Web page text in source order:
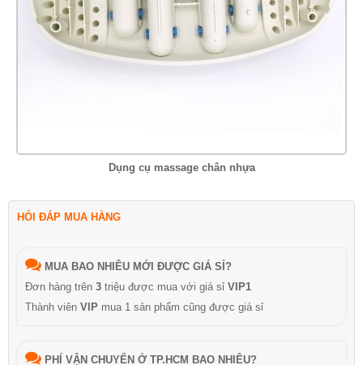
Dụng cụ massage chân nhựa
HỎI ĐÁP MUA HÀNG
MUA BAO NHIÊU MỚI ĐƯỢC GIÁ SỈ?
Đơn hàng trên 3 triệu được mua với giá sỉ VIP1
Thành viên VIP mua 1 sản phẩm cũng được giá sỉ
PHÍ VẬN CHUYỂN Ở TP.HCM BAO NHIÊU?